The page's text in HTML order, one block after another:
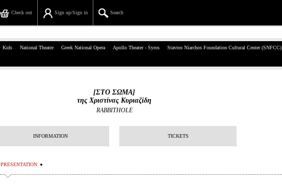
Search
Sign up/Sign in
Check out
39, Panepistimiou Str, Athens
Search
Sign up/Sign in
Check out
Kids National Theatre Greek National Opera Apollo Theater - Syros Stavros Niarchos Foundation Cultural Center (SNFCC)
[ΣΤΟ ΣΩΜΑ]
της Χριστίνας Κυριαζίδη
RABBITHOLE
INFORMATION TICKETS
PRESENTATION